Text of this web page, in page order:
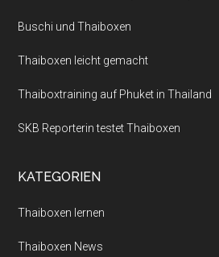
Buschi und Thaiboxen
Thaiboxen leicht gemacht
Thaiboxtraining auf Phuket in Thailand
SKB Reporterin testet Thaiboxen
KATEGORIEN
Thaiboxen lernen
Thaiboxen News